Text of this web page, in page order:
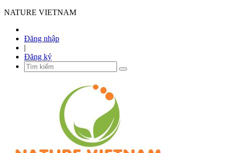
NATURE VIETNAM
Đăng nhập
|
Đăng ký